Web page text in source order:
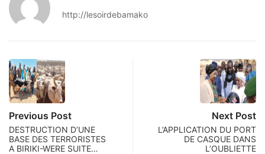
http://lesoirdebamako
Previous Post
DESTRUCTION D’UNE
BASE DES TERRORISTES
A BIRIKI-WERE SUITE…
Next Post
L’APPLICATION DU PORT
DE CASQUE DANS
L’OUBLIETTE